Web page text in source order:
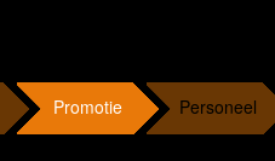
Promotie Personeel